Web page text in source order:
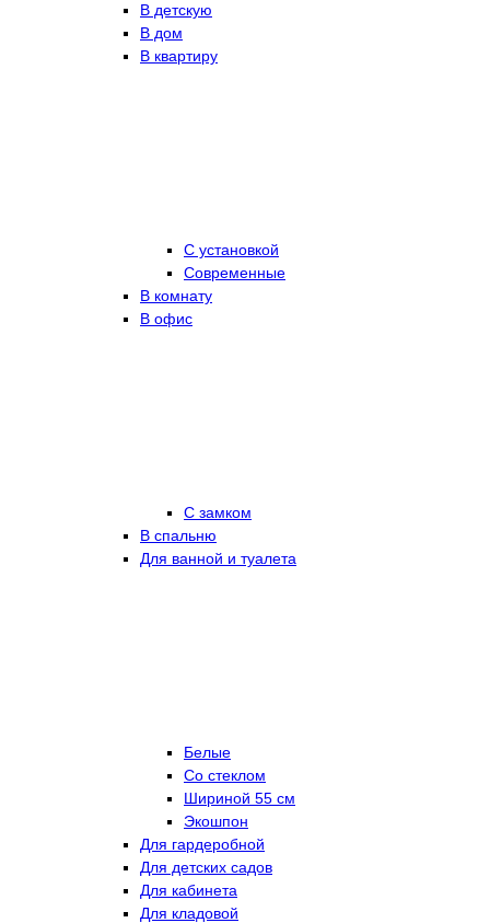
В детскую
В дом
В квартиру
С установкой
Современные
В комнату
В офис
С замком
В спальню
Для ванной и туалета
Белые
Со стеклом
Шириной 55 см
Экошпон
Для гардеробной
Для детских садов
Для кабинета
Для кладовой